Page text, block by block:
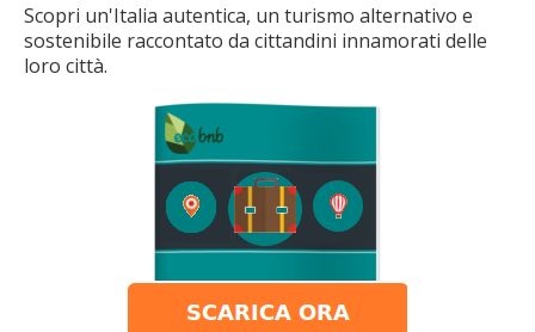
Scopri un'Italia autentica, un turismo alternativo e
sostenibile raccontato da cittandini innamorati delle
loro città.